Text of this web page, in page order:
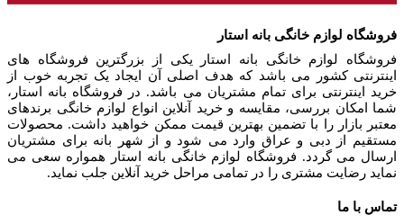
فروشگاه لوازم خانگی بانه استار
فروشگاه لوازم خانگی بانه استار یکی از بزرگترین فروشگاه های
اینترنتی کشور می باشد که هدف اصلی آن ایجاد یک تجربه خوب از
خرید اینترنتی برای تمام مشتریان می باشد. در فروشگاه بانه استار،
شما امکان بررسی، مقایسه و خرید آنلاین انواع لوازم خانگی برندهای
معتبر بازار را با تضمین بهترین قیمت ممکن خواهید داشت. محصولات
مستقیم از دبی و عراق وارد می شود و از شهر بانه برای مشتریان
ارسال می گردد. فروشگاه لوازم خانگی بانه استار همواره سعی می
نماید رضایت مشتری را در تمامی مراحل خرید آنلاین جلب نماید.
تماس با ما